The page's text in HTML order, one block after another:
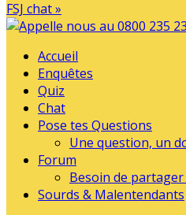
FSJ chat »
Accueil
Enquêtes
Quiz
Chat
Pose tes Questions
Une question, un
Forum
Besoin de
Sourds & Malentendants